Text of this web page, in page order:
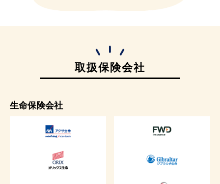
取扱保険会社
生命保険会社